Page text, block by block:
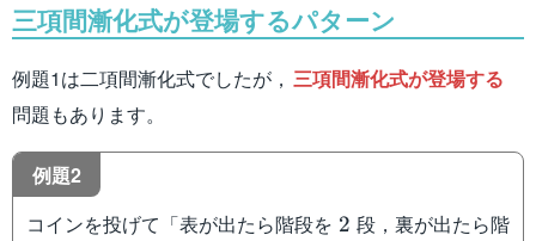
三項間漸化式が登場するパターン
例題1は二項間漸化式でしたが， 三項間漸化式が登場する
問題もあります。
例題2
コインを投げて「表が出たら階段を 2
2 段，裏が出たら階